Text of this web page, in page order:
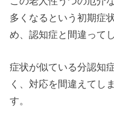
多くなるという初期症
め、認知症と間違って
症状が似ている分認知
く、対応を間違えてし
す。